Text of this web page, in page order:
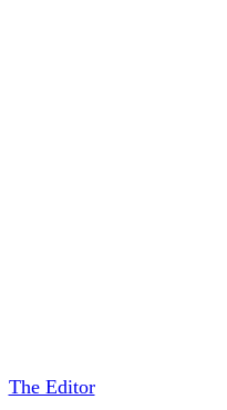
The EditorSeptember 12, 2019